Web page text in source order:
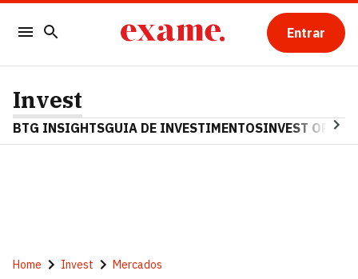
Entrar
Invest
BTG INSIGHTSGUIA DE INVESTIMENTOSINVEST OPINA
Home Invest Mercados